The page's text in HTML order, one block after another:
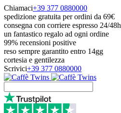
Chiamaci+39 377 0880000
spedizione gratuita per ordini da 69€
consegna con corriere espresso 24/48h
un fantastico regalo ad ogni ordine
99% recensioni positive
reso sempre garantito entro 14gg
cortesia e gentilezza
Scrivici+39 377 0880000